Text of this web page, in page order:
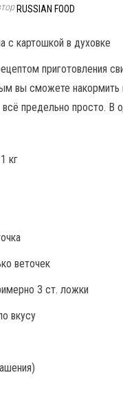
RUSSIAN FOOD
приготовления
вы сможете
всё предельно просто. В
кг
веточек
3 ст. ложки
вкусу